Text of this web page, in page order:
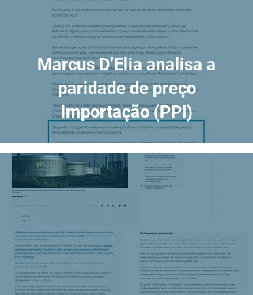
Marcus D’Elia analisa a
paridade de preço
importação (PPI)